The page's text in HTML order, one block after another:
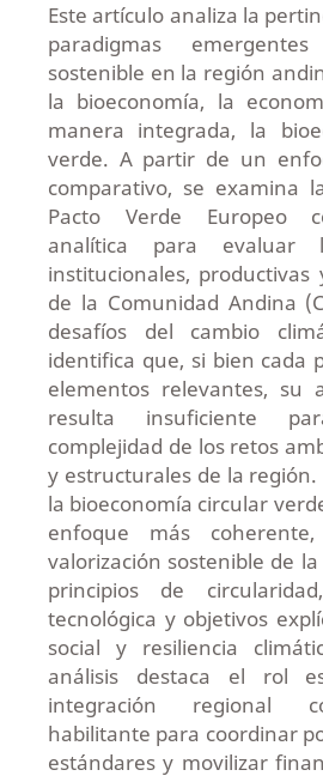
Este artículo analiza la
paradigmas
sostenible en la región
la bioeconomía, la
manera integrada, la
verde. A partir de un
comparativo, se examina
Pacto Verde Europeo
analítica para evaluar
institucionales,
de la Comunidad Andina
desafíos del cambio
identifica que, si bien cada
elementos relevantes, su
resulta insuficiente
complejidad de los retos
y estructurales de la región.
la bioeconomía circular
enfoque más
valorización sostenible de
principios de
tecnológica y objetivos
social y resiliencia
análisis destaca el rol
integración regional
habilitante para coordinar
estándares y movilizar